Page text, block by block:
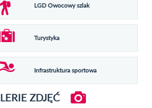
LGD Owocowy szlak
Turystyka
Infrastruktura sportowa
ZDJĘĆ